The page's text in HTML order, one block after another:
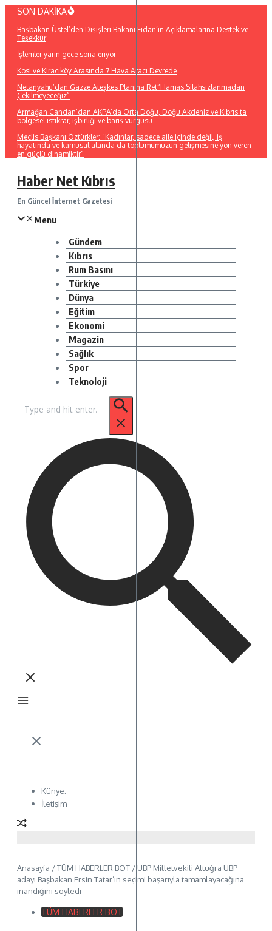
İçeriğe
SON DAKİKA
Başbakan Üstel’den Dışişleri Bakanı Fidan’ın Açıklamalarına Destek ve
Teşekkür
İşlemler yarın gece sona eriyor
Kosi ve Kiracıköy Arasında 7 Hava Aracı Devrede
Netanyahu’dan Gazze Ateşkes Planına Ret“Hamas Silahsızlanmadan
Çekilmeyeceğiz”
Armağan Candan’dan AKPA’da Orta Doğu, Doğu Akdeniz ve Kıbrıs’ta
bölgesel istikrar, işbirliği ve barış vurgusu
Meclis Başkanı Öztürkler: “Kadınlar, sadece aile içinde değil, iş
hayatında ve kamusal alanda da toplumumuzun gelişmesine yön veren
en güçlü dinamiktir”
Haber Net Kıbrıs
En Güncel İnternet Gazetesi
Menu
Gündem
Kıbrıs
Rum Basını
Türkiye
Dünya
Eğitim
Ekonomi
Magazin
Sağlık
Spor
Teknoloji
Künye:
İletişim
Anasayfa /TÜM HABERLER BOT / UBP Milletvekili Altuğra UBP
adayı Başbakan Ersin Tatar’ın seçimi başarıyla tamamlayacağına
inandığını söyledi
TÜM HABERLER BOT